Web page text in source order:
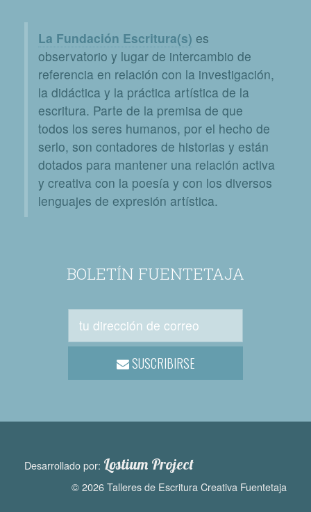
La Fundación Escritura(s) es
observatorio y lugar de intercambio de
referencia en relación con la investigación,
la didáctica y la práctica artística de la
escritura. Parte de la premisa de que
todos los seres humanos, por el hecho de
serlo, son contadores de historias y están
dotados para mantener una relación activa
y creativa con la poesía y con los diversos
lenguajes de expresión artística.
BOLETÍN FUENTETAJA
SUSCRIBIRSE
Desarrollado por: Lostium Project
© 2026 Talleres de Escritura Creativa Fuentetaja